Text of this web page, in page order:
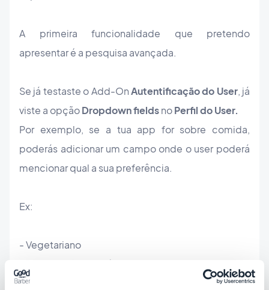
A primeira funcionalidade que pretendo
apresentar é a pesquisa avançada.
Se já testaste o Add-OnAutentificação do User, já
viste a opçãoDropdown fieldsnoPerfil do User.
Por exemplo, se a tua app for sobre comida,
poderás adicionar um campo onde o user poderá
mencionar qual a sua preferência.
Ex:
- Vegetariano
- Sem adição de Glúten
- Sem adição de leite e derivados